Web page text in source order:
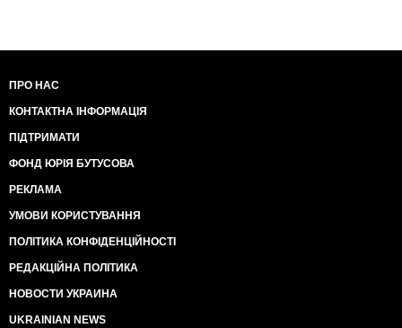
ПРО НАС
КОНТАКТНА ІНФОРМАЦІЯ
ПІДТРИМАТИ
ФОНД ЮРІЯ БУТУСОВА
РЕКЛАМА
УМОВИ КОРИСТУВАННЯ
ПОЛІТИКА КОНФІДЕНЦІЙНОСТІ
РЕДАКЦІЙНА ПОЛІТИКА
НОВОСТИ УКРАИНА
UKRAINIAN NEWS